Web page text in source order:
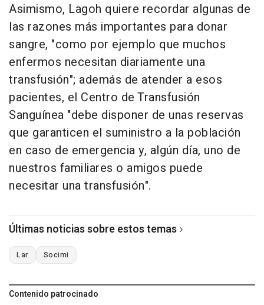
Asimismo, Lagoh quiere recordar algunas de
las razones más importantes para donar
sangre, "como por ejemplo que muchos
enfermos necesitan diariamente una
transfusión"; además de atender a esos
pacientes, el Centro de Transfusión
Sanguínea "debe disponer de unas reservas
que garanticen el suministro a la población
en caso de emergencia y, algún día, uno de
nuestros familiares o amigos puede
necesitar una transfusión".
Últimas noticias sobre estos temas
Lar Socimi
Contenido patrocinado